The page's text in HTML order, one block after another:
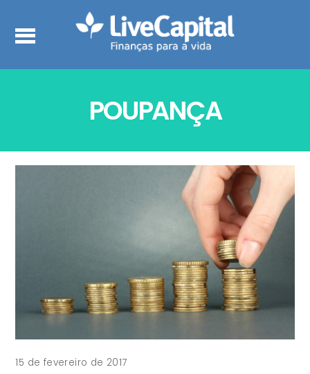
POUPANÇA
15 de fevereiro de 2017